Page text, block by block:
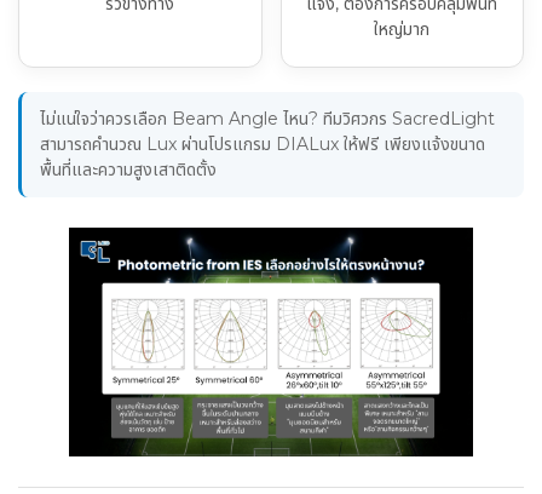
ใหญ่มาก
ไม่แน่ใจว่าควรเลือก Beam Angle ไหน? ทีมวิศวกร SacredLight
สามารถคำนวณ Lux ผ่านโปรแกรม DIALux ให้ฟรี เพียงแจ้งขนาด
พื้นที่และความสูงเสาติดตั้ง